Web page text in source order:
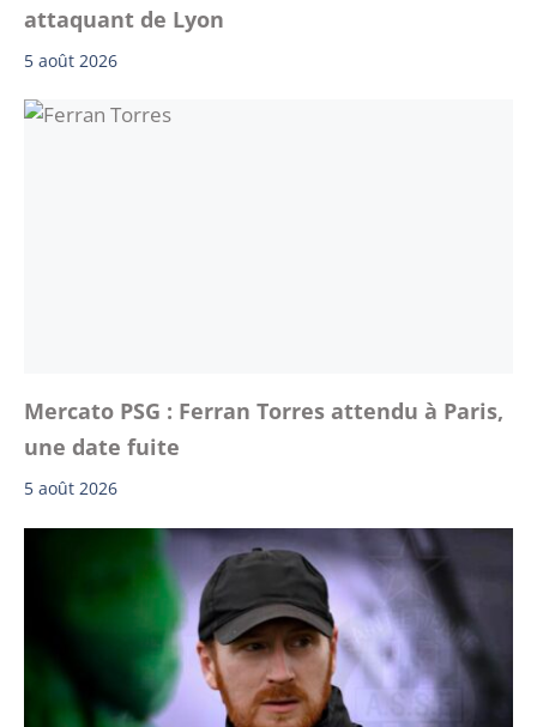
attaquant de Lyon
5 août 2026
Mercato PSG : Ferran Torres attendu à Paris,
une date fuite
5 août 2026